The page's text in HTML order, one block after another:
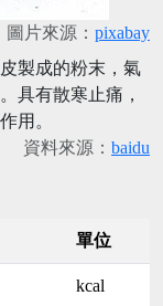
圖片來源： pixabay
製成的粉末，氣
具有散寒止痛，
用。
資料來源： baidu
單位
kcal